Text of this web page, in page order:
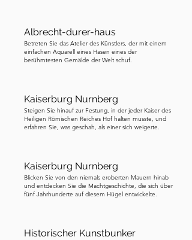
Albrecht-durer-haus
Betreten Sie das Atelier des Künstlers, der mit einem
einfachen Aquarell eines Hasen eines der
berühmtesten Gemälde der Welt schuf.
Kaiserburg Nurnberg
Steigen Sie hinauf zur Festung, in der jeder Kaiser des
Heiligen Römischen Reiches Hof halten musste, und
erfahren Sie, was geschah, als einer sich weigerte.
Kaiserburg Nurnberg
Blicken Sie von den niemals eroberten Mauern hinab
und entdecken Sie die Machtgeschichte, die sich über
fünf Jahrhunderte auf diesem Hügel entwickelte.
Historischer Kunstbunker